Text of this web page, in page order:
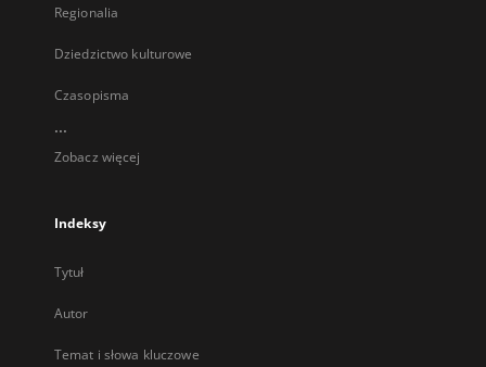
Regionalia
Dziedzictwo kulturowe
Czasopisma
...
Zobacz więcej
Indeksy
Tytuł
Autor
Temat i słowa kluczowe